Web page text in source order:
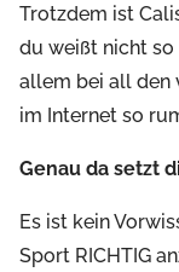
Trotzdem ist
du weißt nicht
allem bei all den
im Internet so
Genau da setzt
Es ist kein
Sport RICHTIG